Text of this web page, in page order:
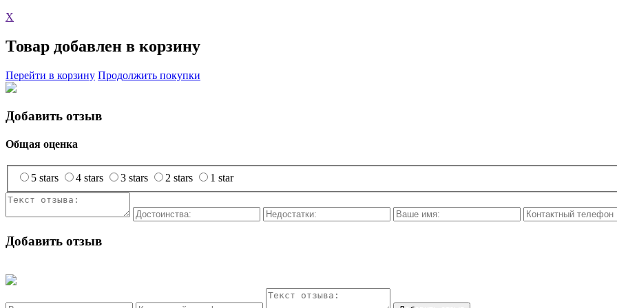
X
Товар добавлен в корзину
Перейти в корзину Продолжить покупки
Добавить отзыв
Общая оценка
5 stars 4 stars 3 stars 2 stars 1 star
Добавить отзыв